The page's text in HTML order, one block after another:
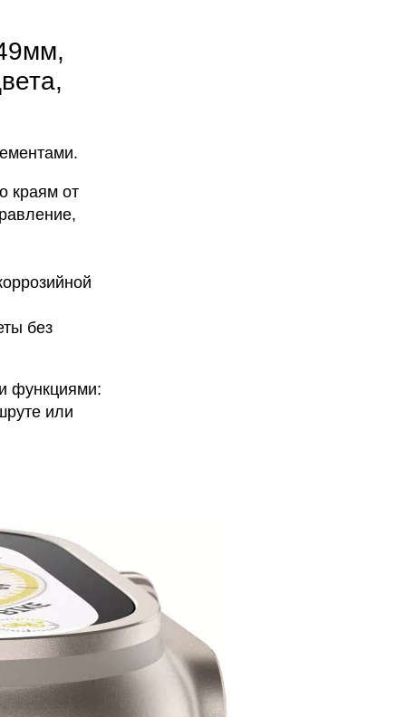
краям от
без
функциями:
или